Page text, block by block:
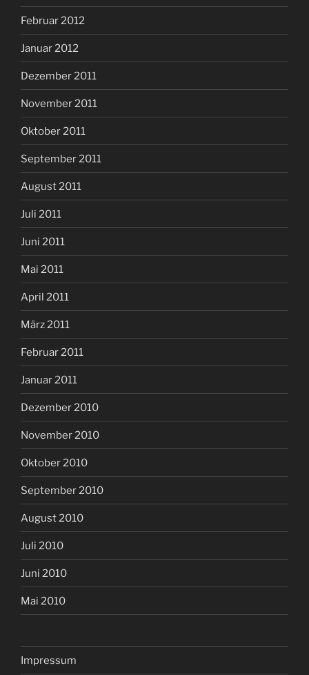
Februar 2012
Januar 2012
Dezember 2011
November 2011
Oktober 2011
September 2011
August 2011
Juli 2011
Juni 2011
Mai 2011
April 2011
März 2011
Februar 2011
Januar 2011
Dezember 2010
November 2010
Oktober 2010
September 2010
August 2010
Juli 2010
Juni 2010
Mai 2010
Impressum